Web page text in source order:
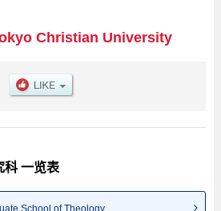
。招收名额、合格人数等考试信息，以及设施
要的信息都登载于此，请务必查阅和利用此
Christian University
科 一览表